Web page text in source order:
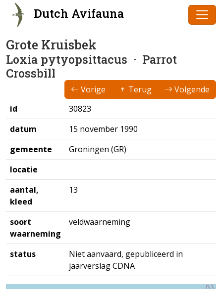
Dutch Avifauna
Grote Kruisbek
Loxia pytyopsittacus · Parrot
Crossbill
Vorige Terug
Volgende
id
30823
datum
15 november 1990
gemeente
Groningen (GR)
locatie
aantal,
kleed
13
soort
waarneming
veldwaarneming
status
Niet aanvaard, gepubliceerd in
jaarverslag CDNA